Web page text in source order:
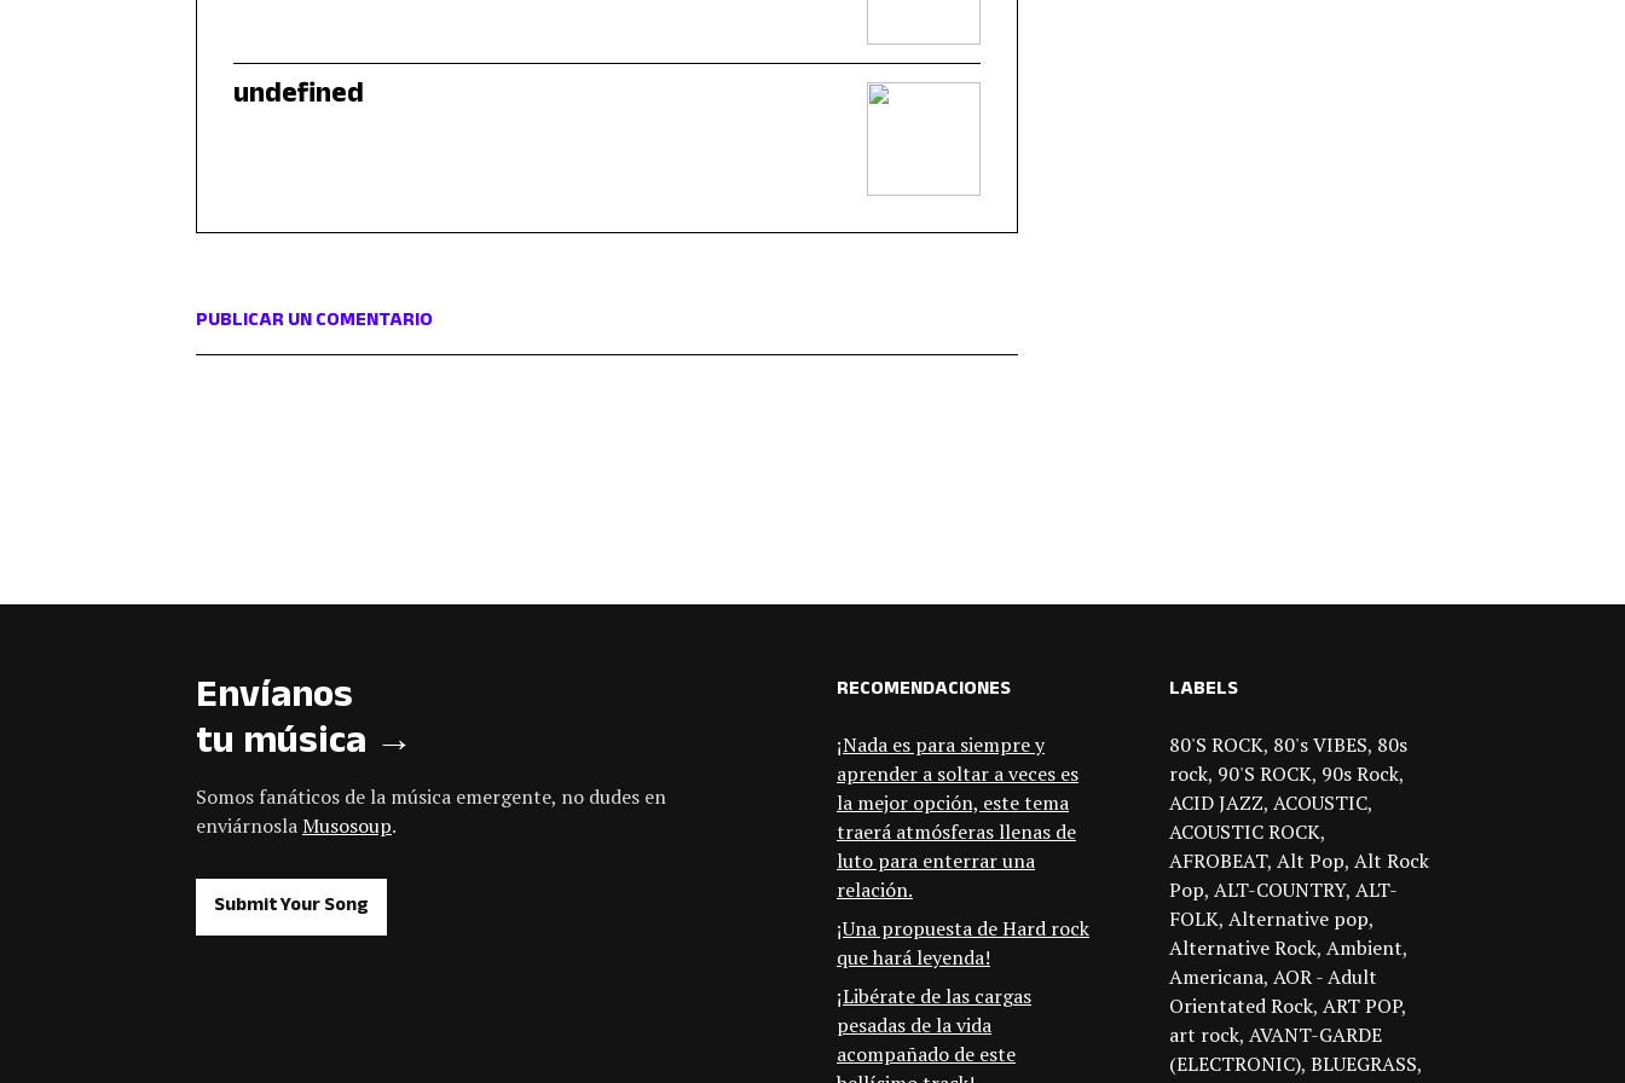
undefined
PUBLICAR UN COMENTARIO
Envíanos
tu música →
Somos fanáticos de la música emergente, no dudes en
enviárnoslaMusosoup.
Submit Your Song
RECOMENDACIONES
¡Nada es para siempre y
aprender a soltar a veces es
la mejor opción, este tema
traerá atmósferas llenas de
luto para enterrar una
relación.
¡Una propuesta de Hard rock
que hará leyenda!
¡Libérate de las cargas
pesadas de la vida
acompañado de este
LABELS
80'S ROCK 80's VIBES 80s
rock 90'S ROCK 90s Rock
ACID JAZZ ACOUSTIC
ACOUSTIC ROCK
AFROBEAT Alt Pop Alt Rock
Pop ALT-COUNTRY ALT-
FOLK Alternative pop
Alternative Rock Ambient
Americana AOR - Adult
Orientated Rock ART POP
art rock AVANT-GARDE
(ELECTRONIC) BLUEGRASS